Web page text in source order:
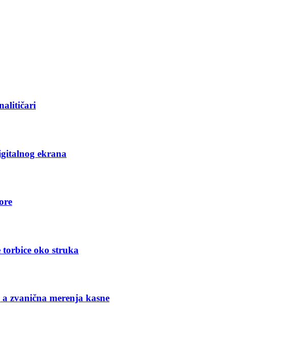
ekrana
oko struka
zvanična merenja kasne